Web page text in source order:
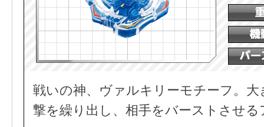
戦いの神、ヴァルキリーモチーフ。
撃を繰り出し、相手をバーストさせ